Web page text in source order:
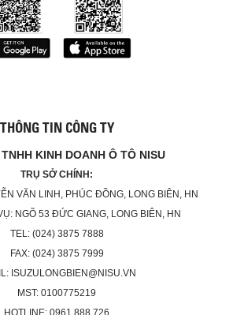
THÔNG TIN CÔNG TY
KINH DOANH Ô TÔ NISU
TRỤ SỞ CHÍNH:
VĂN LINH, PHÚC ĐỒNG, LONG BIÊN, HN
NGÕ 53 ĐỨC GIANG, LONG BIÊN, HN
TEL: (024) 3875 7888
FAX: (024) 3875 7999
ISUZULONGBIEN@NISU.VN
MST: 0100775219
HOTLINE: 0961 888 726